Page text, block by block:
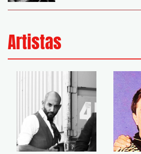
Artistas